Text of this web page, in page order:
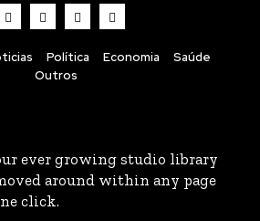
Política Economia
Saúde
Outros
ever growing studio library
around within any page
click.